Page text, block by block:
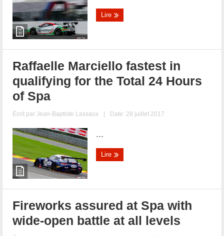
Lire
Raffaelle Marciello fastest in
qualifying for the Total 24 Hours
of Spa
Écrit parJean-Baptiste Lassaux | Date: 28 juillet 2017
...
Lire
Fireworks assured at Spa with
wide-open battle at all levels